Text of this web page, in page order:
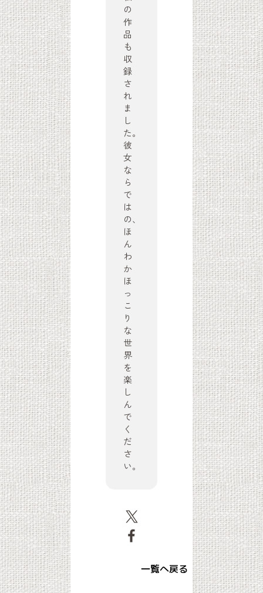
の
作
品
も
収
録
さ
れ
ま
し
た。
彼
女
な
ら
で
は
の、
ほ
ん
わ
か
ほ
っ
こ
り
な
世
界
を
楽
し
ん
で
く
だ
さ
い。
一覧へ戻る